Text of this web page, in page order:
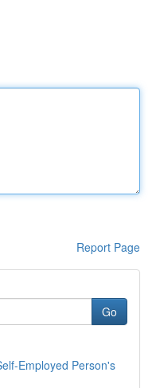
Report Page
Go
Employed Person's